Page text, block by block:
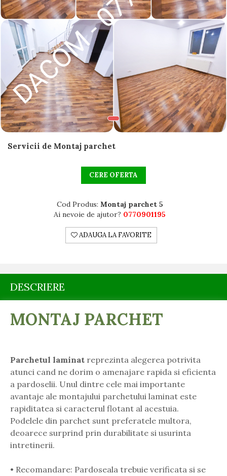
Blocuri
Cabinet Stomatologic
Cladiri Birouri
Fabrici Industriale
Garsoniera
Laborator Medical
Magazin Mall
Penthouse
Resort & Hotel
Școli Si Gradinițe
Servicii de Montaj parchet
CERE OFERTA
Cod Produs: Montaj parchet 5
Ai nevoie de ajutor? 0770901195
ADAUGA LA FAVORITE
DESCRIERE
MONTAJ PARCHET
Parchetul laminat reprezinta alegerea potrivita
atunci cand ne dorim o amenajare rapida si eficienta
a pardoselii. Unul dintre cele mai importante
avantaje ale montajului parchetului laminat este
rapiditatea si caracterul flotant al acestuia.
Podelele din parchet sunt preferatele multora,
deoarece surprind prin durabilitate si usurinta
intretinerii.
• Recomandare: Pardoseala trebuie verificata si se